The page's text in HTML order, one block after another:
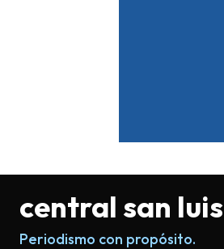
central san luis
Periodismo con propósito.